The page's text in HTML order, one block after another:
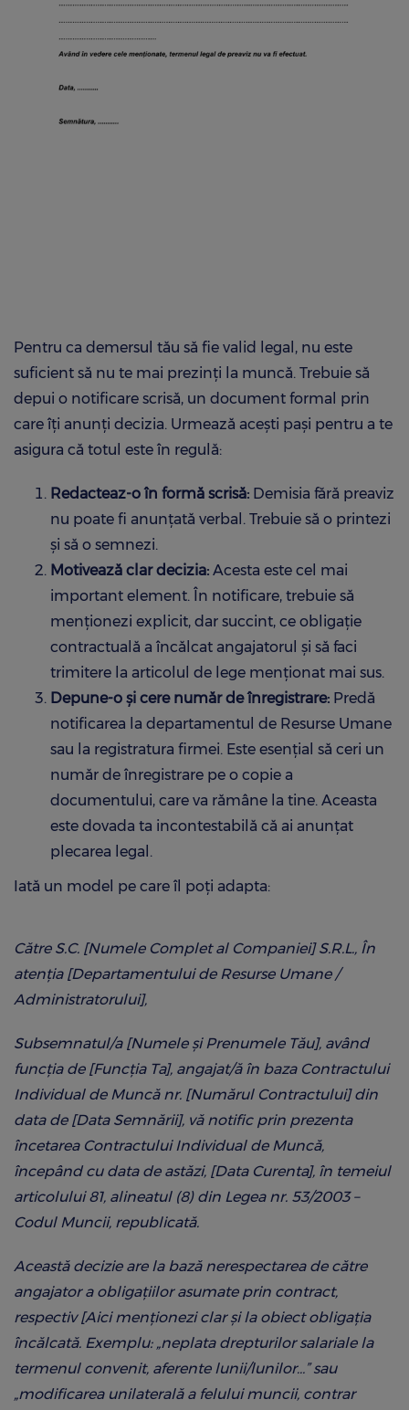
Pentru ca demersul tău să fie valid legal, nu este
suficient să nu te mai prezinți la muncă. Trebuie să
depui o notificare scrisă, un document formal prin
care îți anunți decizia. Urmează acești pași pentru a te
asigura că totul este în regulă:
Redacteaz-o în formă scrisă: Demisia fără preaviz
nu poate fi anunțată verbal. Trebuie să o printezi
și să o semnezi.
Motivează clar decizia: Acesta este cel mai
important element. În notificare, trebuie să
menționezi explicit, dar succint, ce obligație
contractuală a încălcat angajatorul și să faci
trimitere la articolul de lege menționat mai sus.
Depune-o și cere număr de înregistrare: Predă
notificarea la departamentul de Resurse Umane
sau la registratura firmei. Este esențial să ceri un
număr de înregistrare pe o copie a
documentului, care va rămâne la tine. Aceasta
este dovada ta incontestabilă că ai anunțat
plecarea legal.
Iată un model pe care îl poți adapta:
Către S.C. [Numele Complet al Companiei] S.R.L., În
atenția [Departamentului de Resurse Umane /
Administratorului],
Subsemnatul/a [Numele și Prenumele Tău], având
funcția de [Funcția Ta], angajat/ă în baza Contractului
Individual de Muncă nr. [Numărul Contractului] din
data de [Data Semnării], vă notific prin prezenta
încetarea Contractului Individual de Muncă,
începând cu data de astăzi, [Data Curenta], în temeiul
articolului 81, alineatul (8) din Legea nr. 53/2003 –
Codul Muncii, republicată.
Această decizie are la bază nerespectarea de către
angajator a obligațiilor asumate prin contract,
respectiv [Aici menționezi clar și la obiect obligația
încălcată. Exemplu: „neplata drepturilor salariale la
termenul convenit, aferente lunii/lunilor…” sau
„modificarea unilaterală a felului muncii, contrar